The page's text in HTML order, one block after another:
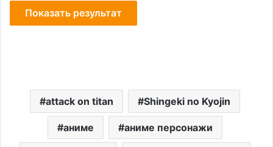
attack on titan Shingeki no Kyojin
аниме аниме персонажи